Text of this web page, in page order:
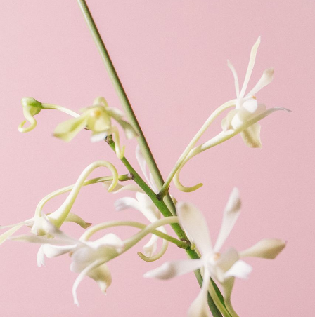
よくある質問
Q. 毎月自動でお花が届くサービスですか？
いいえ、毎月自動でお届けするサービスではありません。好
きな時に好きな花をご注文いただけます。
Q. 配送できないエリアはありますか？
ただいま沖縄・離島エリアへの配送には対応しておりませ
ん。ご了承ください。
Q. 配送日時は指定できますか？
お花をベストなタイミングで発送しているため、お届け日の
指定はできません。受け取り時間帯は、発送後にクロネコヤ
マトのアプリから変更可能です。
Q. 注文後にキャンセルできますか？
ご注文後一定時間内であればキャンセル可能です。